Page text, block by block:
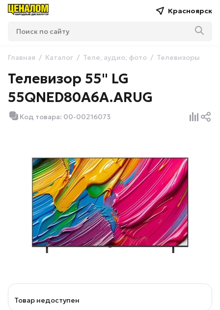
Красноярск
Главная Каталог Теле, аудио, фото Телевизоры
Телевизор 55" LG
55QNED80A6A.ARUG
Код товара: 00-00216073
Товар недоступен